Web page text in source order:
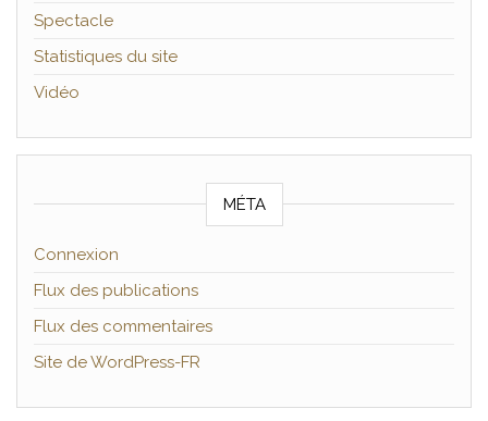
Spectacle
Statistiques du site
Vidéo
MÉTA
Connexion
Flux des publications
Flux des commentaires
Site de WordPress-FR